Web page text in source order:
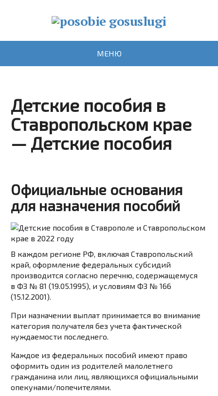
МЕНЮ
Детские пособия в
Ставропольском крае
— Детские пособия
Официальные основания
для назначения пособий
В каждом регионе РФ, включая Ставропольский
край, оформление федеральных субсидий
производится согласно перечню, содержащемуся
в ФЗ № 81 (19.05.1995), и условиям ФЗ № 166
(15.12.2001).
При назначении выплат принимается во внимание
категория получателя без учета фактической
нуждаемости последнего.
Каждое из федеральных пособий имеют право
оформить один из родителей малолетнего
гражданина или лиц, являющихся официальными
опекунами/попечителями.